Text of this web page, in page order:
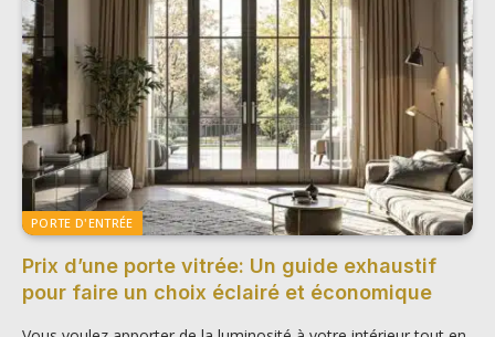
PORTE D'ENTRÉE
Prix d’une porte vitrée: Un guide exhaustif
pour faire un choix éclairé et économique